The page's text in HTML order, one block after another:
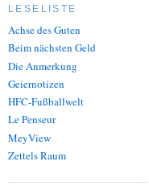
LESELISTE
Achse des Guten
Beim nächsten Geld
Die Anmerkung
Geiernotizen
HFC-Fußballwelt
Le Penseur
MeyView
Zettels Raum